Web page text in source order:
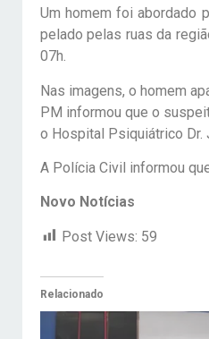
Um homem foi abordado
pelado pelas ruas da
07h.
Nas imagens, o homem
PM informou que o
o Hospital Psiquiátrico Dr.
A Polícia Civil informou
Novo Notícias
Post Views: 59
Relacionado